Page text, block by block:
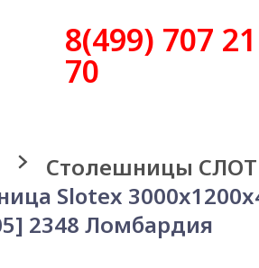
8(499) 707 21
70
Столешницы
Slotex
2348 Ломбардия